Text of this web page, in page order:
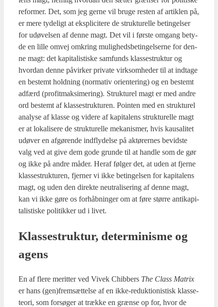
refor­mer. Det, som jeg ger­ne vil bru­ge resten af artik­len på,
er mere tyde­ligt at eks­pli­ci­te­re de struk­tu­rel­le betin­gel­ser
for udø­vel­sen af den­ne magt. Det vil i før­ste omgang bety­
de en lil­le omvej omkring mulig­heds­be­tin­gel­ser­ne for den­
ne magt: det kapi­ta­li­sti­ske sam­funds klas­se­struk­tur og
hvor­dan den­ne påvir­ker pri­va­te virk­som­he­der til at ind­ta­ge
en bestemt hold­ning (nor­ma­tiv ori­en­te­ring) og en bestemt
adfærd (pro­fit­mak­si­me­ring). Struk­tu­rel magt er med andre
ord bestemt af klas­se­struk­tu­ren. Poin­ten med en struk­tu­rel
ana­ly­se af klas­se og vide­re af kapi­ta­lens struk­tu­rel­le magt
er at loka­li­se­re de struk­tu­rel­le meka­nis­mer, hvis kaus­a­li­tet
udø­ver en afgø­ren­de ind­fly­del­se på aktø­rer­nes bevid­ste
valg ved at give dem gode grun­de til at hand­le som de gør
og ikke på andre måder. Her­af føl­ger det, at uden at fjer­ne
klas­se­struk­tu­ren, fjer­ner vi ikke betin­gel­sen for kapi­ta­lens
magt, og uden den direk­te neut­ra­li­se­ring af den­ne magt,
kan vi ikke gøre os for­håb­nin­ger om at føre stør­re anti­ka­pi­
ta­li­sti­ske poli­tik­ker ud i livet.
Klas­se­struk­tur, deter­mi­nis­me og
agens
En af fle­re merit­ter ved Vivek Chi­b­bers The Class Matrix
er hans (gen)fremsættelse af en ikke-reduk­tio­ni­stisk klas­se­
te­o­ri, som for­sø­ger at træk­ke en græn­se op for, hvor de